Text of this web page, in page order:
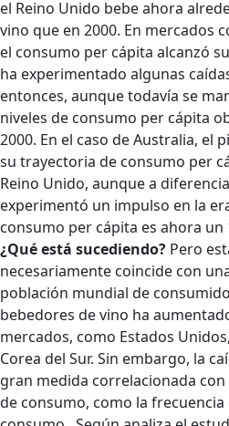
el Reino Unido bebe ahora
vino que en 2000. En mercados
el consumo per cápita alcanzó
ha experimentado algunas
entonces, aunque todavía se
niveles de consumo per cápita
2000. En el caso de Australia, el
su trayectoria de consumo per
Reino Unido, aunque a
experimentó un impulso en la
consumo per cápita es ahora un
¿Qué está sucediendo? Pero
necesariamente coincide con
población mundial de
bebedores de vino ha
mercados, como Estados
Corea del Sur. Sin embargo, la
gran medida correlacionada
de consumo, como la